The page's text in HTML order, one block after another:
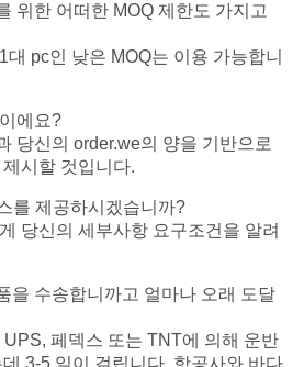
위한 어떠한 MOQ 제한도 가지고
대 pc인 낮은 MOQ는 이용 가능합니
에요?
당신의 order.we의 양을 기반으로
시할 것입니다.
를 제공하시겠습니까?
당신의 세부사항 요구조건을 알려
을 수송합니까고 얼마나 오래 도달
페덱스 또는 TNT에 의해 운반